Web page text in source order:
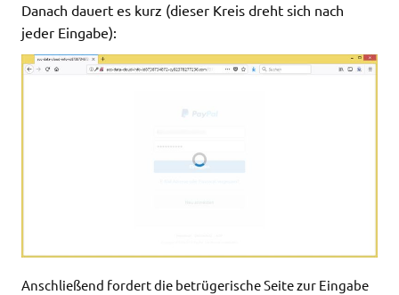
Danach dauert es kurz (dieser Kreis dreht sich nach
jeder Eingabe):
Anschließend fordert die betrügerische Seite zur Eingabe